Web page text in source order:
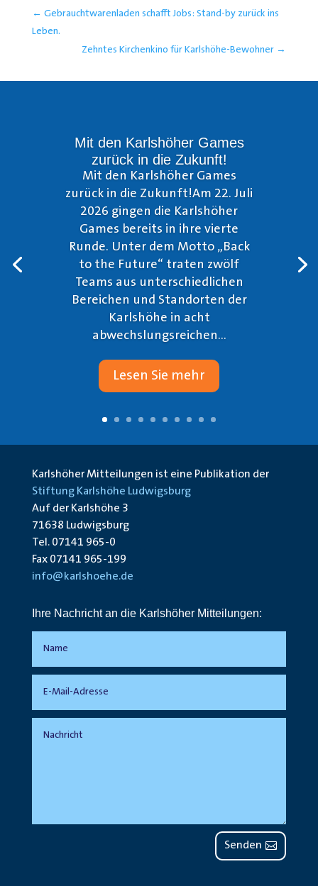
← Gebrauchtwarenladen schafft Jobs: Stand-by zurück ins
Leben.
Zehntes Kirchenkino für Karlshöhe-Bewohner →
Mit den Karlshöher Games
zurück in die Zukunft!
Mit den Karlshöher Games
zurück in die Zukunft!Am 22. Juli
2026 gingen die Karlshöher
Games bereits in ihre vierte
Runde. Unter dem Motto „Back
to the Future“ traten zwölf
Teams aus unterschiedlichen
Bereichen und Standorten der
Karlshöhe in acht
abwechslungsreichen...
Lesen Sie mehr
Karlshöher Mitteilungen ist eine Publikation der
Stiftung Karlshöhe Ludwigsburg
Auf der Karlshöhe 3
71638 Ludwigsburg
Tel. 07141 965-0
Fax 07141 965-199
info@karlshoehe.de
Ihre Nachricht an die Karlshöher Mitteilungen:
Senden